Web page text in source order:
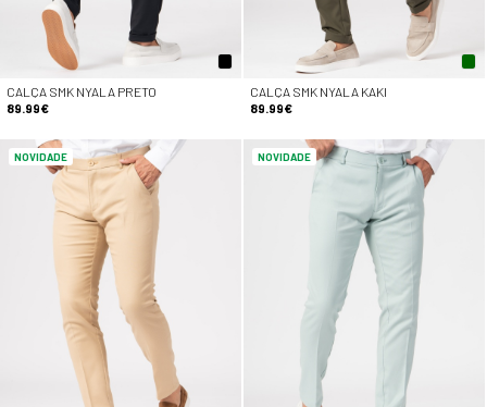
CALÇA SMK NYALA PRETO
89.99€
CALÇA SMK NYALA KAKI
89.99€
NOVIDADE NOVIDADE